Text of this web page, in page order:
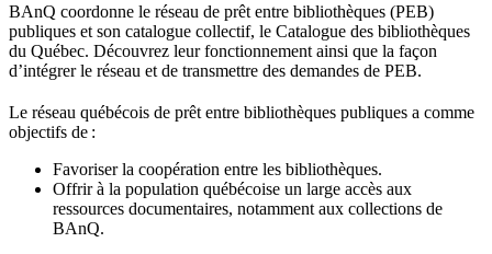
BAnQ coordonne le réseau de prêt entre bibliothèques (PEB)
publiques et son catalogue collectif, le Catalogue des bibliothèques
du Québec. Découvrez leur fonctionnement ainsi que la façon
d’intégrer le réseau et de transmettre des demandes de PEB.
Le réseau québécois de prêt entre bibliothèques publiques a comme
objectifs de :
Favoriser la coopération entre les bibliothèques.
Offrir à la population québécoise un large accès aux
ressources documentaires, notamment aux collections de
BAnQ.